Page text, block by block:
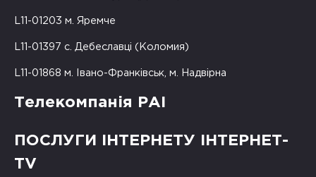
L11-01203 м. Яремче
L11-01397 с. Дебеславці (Коломия)
L11-01868 м. Івано-Франківськ, м. Надвірна
Телекомпанія РАІ
ПОСЛУГИ ІНТЕРНЕТУ ІНТЕРНЕТ-
TV